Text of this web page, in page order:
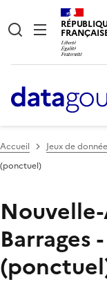
Accueil Jeux de
(ponctuel)
Barrages